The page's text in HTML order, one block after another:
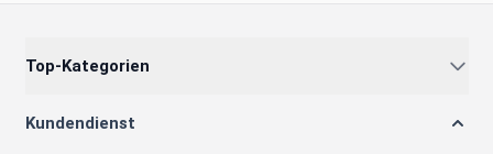
Top-Kategorien
Kundendienst